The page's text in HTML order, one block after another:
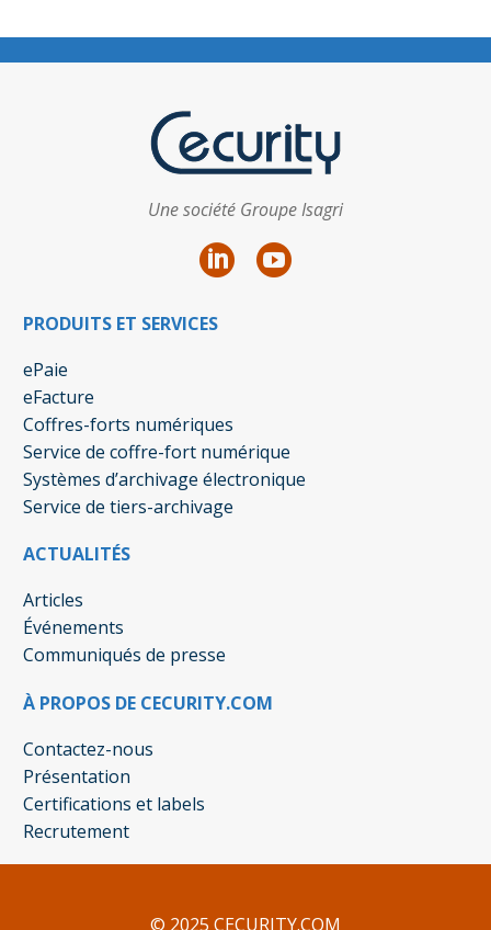
Une société Groupe Isagri
PRODUITS ET SERVICES
ePaie
eFacture
Coffres-forts numériques
Service de coffre-fort numérique
Systèmes d’archivage électronique
Service de tiers-archivage
ACTUALITÉS
Articles
Événements
Communiqués de presse
À PROPOS DE CECURITY.COM
Contactez-nous
Présentation
Certifications et labels
Recrutement
© 2025 CECURITY.COM